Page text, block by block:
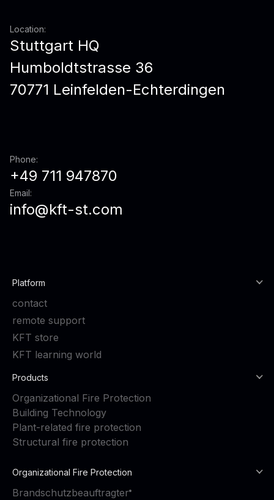
Location:
Stuttgart HQ
Humboldtstrasse 36
70771 Leinfelden-Echterdingen
Phone:
+49 711 947870
Email:
info@kft-st.com
Platform
contact
remote support
KFT store
KFT learning world
Products
Organizational Fire Protection
Building Technology
Plant-related fire protection
Structural fire protection
Organizational Fire Protection
Brandschutzbeauftragter